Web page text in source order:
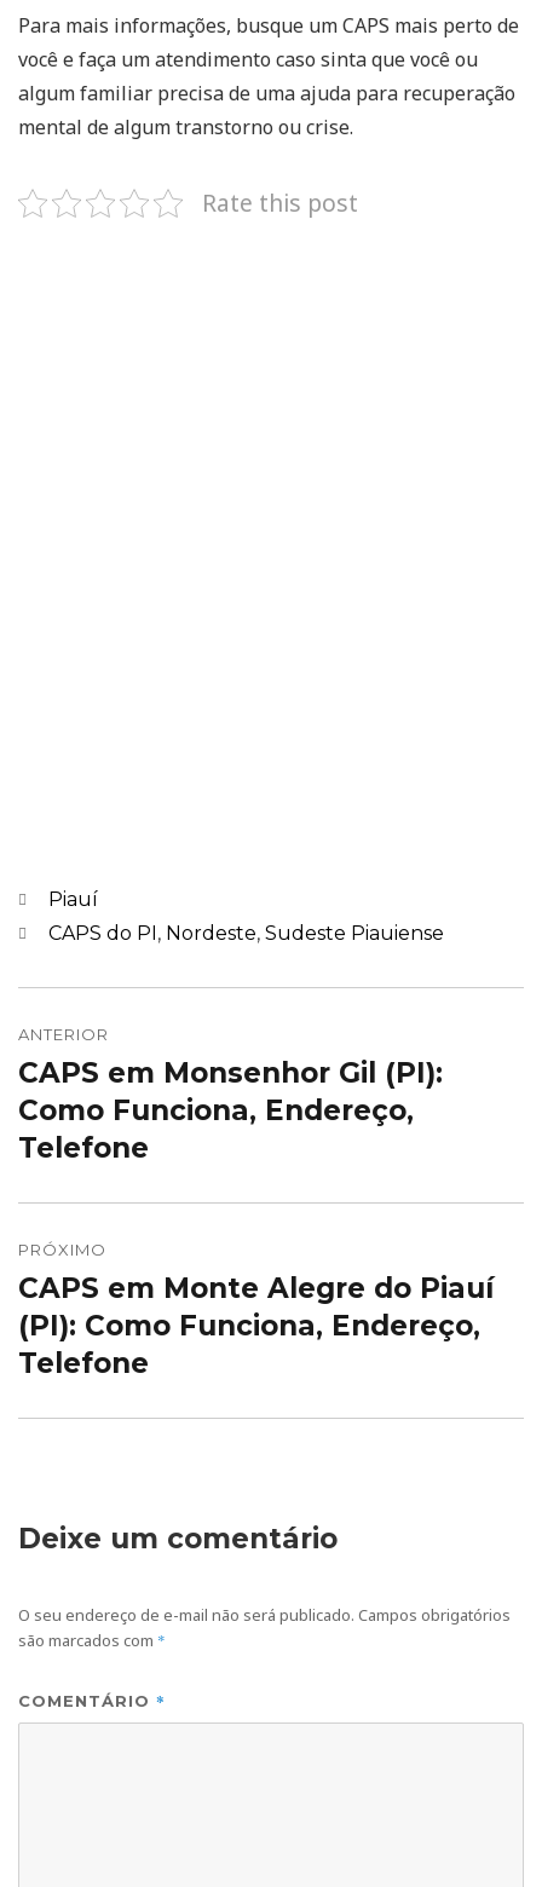
Para mais informações, busque um CAPS mais perto de
você e faça um atendimento caso sinta que você ou
algum familiar precisa de uma ajuda para recuperação
mental de algum transtorno ou crise.
Rate this post
Categorias
Piauí
Marcações
CAPS do PI , Nordeste, Sudeste Piauiense
de
Post
ANTERIOR
Post
anterior:
CAPS em Monsenhor Gil (PI):
Como Funciona, Endereço,
Telefone
PRÓXIMO
Próximo
post:
CAPS em Monte Alegre do Piauí
(PI): Como Funciona, Endereço,
Telefone
Deixe um comentário
O seu endereço de e-mail não será publicado. Campos obrigatórios
são marcados com *
COMENTÁRIO *